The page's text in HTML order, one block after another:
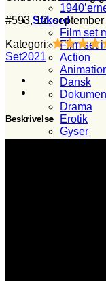
Stikord
Film set
Film set i
Action
Dansk
Drama
Erotik
Gyser
#593, 12.
Kategori:
Set2021
Beskrivelse